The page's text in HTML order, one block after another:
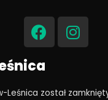
F
a
c
e
b
o
I
n
s
g
Leśnica został